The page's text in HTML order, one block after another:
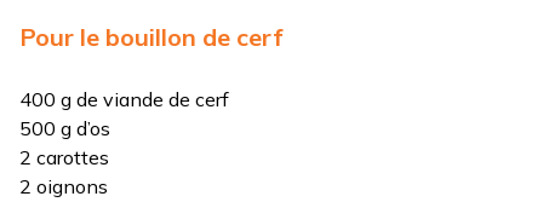
Pour le bouillon de cerf
400 g de viande de cerf
500 g d’os
2 carottes
2 oignons